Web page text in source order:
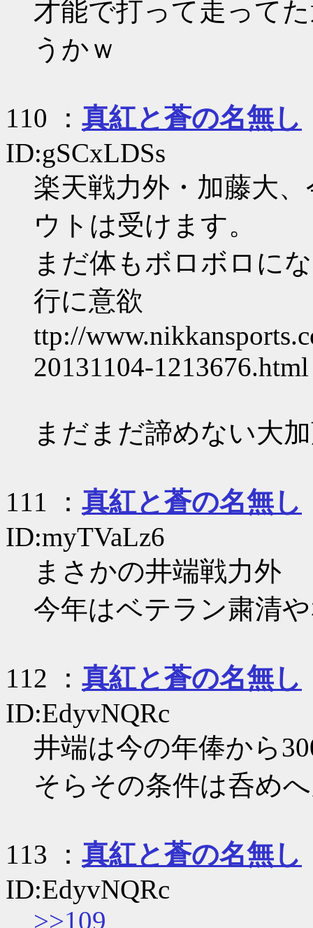
才能で打って走って
うかｗ
110 ： 真紅と蒼の名無し
ID:gSCxLDSs
楽天戦力外・加藤大
ウトは受けます。
まだ体もボロボロに
行に意欲
ttp://
20131104-1213676.html
まだまだ諦めない大
111 ： 真紅と蒼の名無し
ID:myTVaLz6
まさかの井端戦力外
今年はベテラン粛清
112 ： 真紅と蒼の名無し
ID:EdyvNQRc
井端は今の年俸から
そらその条件は呑め
113 ： 真紅と蒼の名無し
ID:EdyvNQRc
>>109